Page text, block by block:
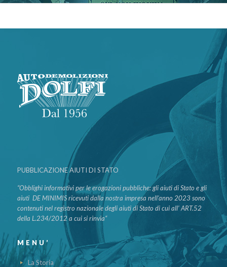
PUBBLICAZIONE AIUTI DI STATO
“Obblighi informativi per le erogazioni pubbliche: gli aiuti di Stato e gli
aiuti DE MINIMIS ricevuti dalla nostra impresa nell’anno 2023 sono
contenuti nel registro nazionale degli aiuti di Stato di cui all’ ART.52
della L.234/2012 a cui si rinvia“
MENU’
La Storia